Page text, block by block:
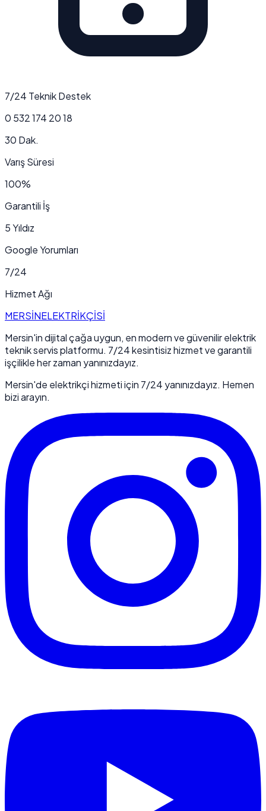
7/24 Teknik Destek
0 532 174 20 18
30 Dak.
Varış Süresi
100%
Garantili İş
5 Yıldız
Google Yorumları
7/24
Hizmet Ağı
MERSİNELEKTRİKÇİSİ
Mersin'in dijital çağa uygun, en modern ve güvenilir elektrik
teknik servis platformu. 7/24 kesintisiz hizmet ve garantili
işçilikle her zaman yanınızdayız.
Mersin'de elektrikçi hizmeti için 7/24 yanınızdayız. Hemen
bizi arayın.